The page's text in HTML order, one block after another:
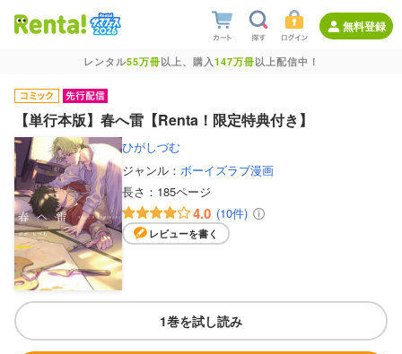
無料登録
レンタル55万冊以上、購入147万冊以上配信中！
【単行本版】春へ雷【Renta！限定特典付き】
ひがしづむ
ジャンル： ボーイズラブ漫画
長さ： 185ページ
4.0 (10件)
レビューを書く
1巻を試し読み